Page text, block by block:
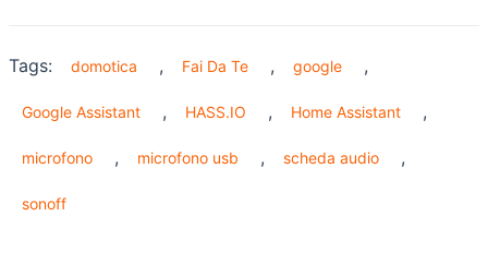
Tags: domotica , Fai Da Te , google ,
Google Assistant , HASS.IO , Home Assistant ,
microfono , microfono usb , scheda audio ,
sonoff